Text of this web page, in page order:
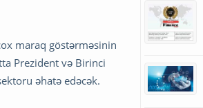
maraq göstərməsinin
Prezident və Birinci
əhatə edəcək.